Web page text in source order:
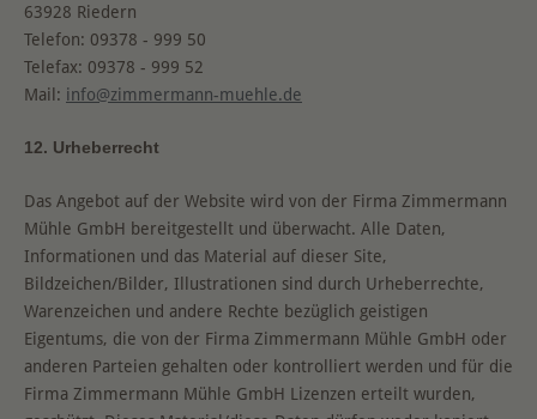
63928 Riedern
Telefon: 09378 - 999 50
Telefax: 09378 - 999 52
Mail: info@zimmermann-muehle.de
12. Urheberrecht
Das Angebot auf der Website wird von der Firma Zimmermann
Mühle GmbH bereitgestellt und überwacht. Alle Daten,
Informationen und das Material auf dieser Site,
Bildzeichen/Bilder, Illustrationen sind durch Urheberrechte,
Warenzeichen und andere Rechte bezüglich geistigen
Eigentums, die von der Firma Zimmermann Mühle GmbH oder
anderen Parteien gehalten oder kontrolliert werden und für die
Firma Zimmermann Mühle GmbH Lizenzen erteilt wurden,